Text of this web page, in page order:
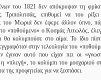
του 1821 δεν απόκρυψαν τη
Τριπολιτσάς, επιθυμεί να του
του Μωριά δεν έφερε άλλον ύπνο,
«ποθούμενο» ο Κοσμάς Αιτωλός,
θα κολυμπούσε στο αίμα. Το ίδιο
στην τελεολογία του
έγιναν αυτό που είχαν πει οι
«πλεγή», το κολύμπι του μοσχαριού
της προφητείας για να ξεσπάσει.